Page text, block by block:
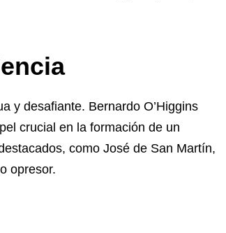
y desafiante. Bernardo O’Higgins
crucial en la formación de un
como José de San Martín,
opresor.